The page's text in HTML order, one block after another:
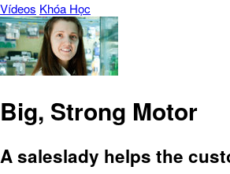
Vídeos Khóa Học
Big, Strong Motor
A saleslady helps the